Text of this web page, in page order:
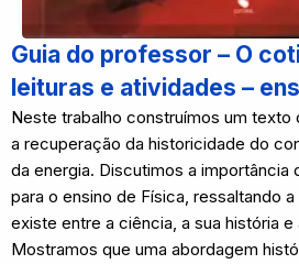
Guia do professor – O
leituras e atividades –
Neste trabalho construímos um
a recuperação da historicidade do
da energia. Discutimos a importância
para o ensino de Física, ressaltando
existe entre a ciência, a sua história
Mostramos que uma abordagem